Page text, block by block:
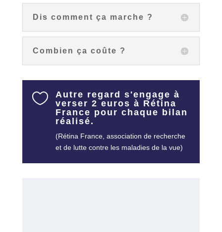
Dis comment ça marche ?
Combien ça coûte ?

Autre regard s'engage à
verser 2 euros à Rétina
France pour chaque bilan
réalisé.
(Rétina France, association de recherche
et de lutte contre les maladies de la vue)